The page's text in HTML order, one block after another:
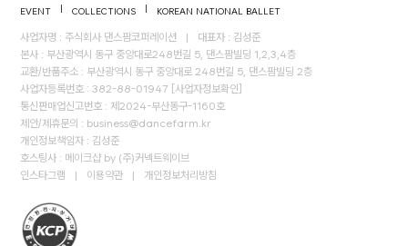
EVENT
| COLLECTIONS | KOREAN NATIONAL BALLET
사업자명 : 주식회사 댄스팜코퍼레이션 |
대표자 : 김성준
본사 : 부산광역시 동구 중앙대로248번길 5, 댄스팜빌딩 1,2,3,4층
교환/반품주소 : 부산광역시 동구 중앙대로 248번길 5, 댄스팜빌딩 2층
사업자등록번호 : 382-88-01947 [사업자정보확인]
통신판매업신고번호 : 제2024-부산동구-1160호
제안/제휴문의 : business@dancefarm.kr
개인정보책임자 : 김성준
호스팅사 : 메이크샵 by (주)커넥트웨이브
인스타그램
| 이용약관 | 개인정보처리방침